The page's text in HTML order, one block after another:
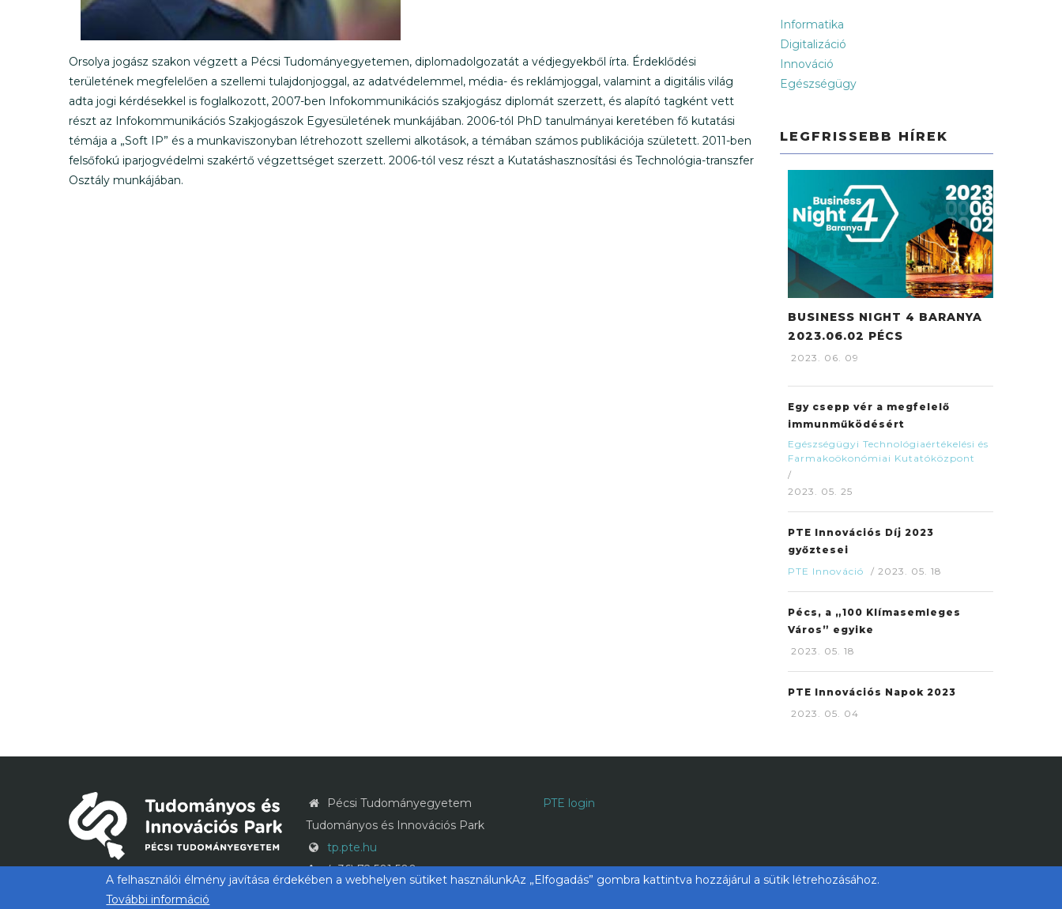
Orsolya jogász szakon végzett a Pécsi Tudományegyetemen, diplomadolgozatát a védjegyekből írta. Érdeklődési
területének megfelelően a szellemi tulajdonjoggal, az adatvédelemmel, média- és reklámjoggal, valamint a digitális világ
adta jogi kérdésekkel is foglalkozott, 2007-ben Infokommunikációs szakjogász diplomát szerzett, és alapító tagként vett
részt az Infokommunikációs Szakjogászok Egyesületének munkájában. 2006-tól PhD tanulmányai keretében fő kutatási
témája a „Soft IP” és a munkaviszonyban létrehozott szellemi alkotások, a témában számos publikációja született. 2011-ben
felsőfokú iparjogvédelmi szakértő végzettséget szerzett. 2006-tól vesz részt a Kutatáshasznosítási és Technológia-transzfer
Osztály munkájában.
Informatika
Digitalizáció
Innováció
Egészségügy
LEGFRISSEBB HÍREK
BUSINESS NIGHT 4 BARANYA
2023.06.02 PÉCS
2023. 06. 09
Egy csepp vér a megfelelő
immunműködésért
Egészségügyi Technológiaértékelési és
Farmakoökonómiai Kutatóközpont
/
2023. 05. 25
PTE Innovációs Díj 2023
győztesei
PTE Innováció
/ 2023. 05. 18
Pécs, a „100 Klímasemleges
Város” egyike
2023. 05. 18
PTE Innovációs Napok 2023
2023. 05. 04
Pécsi Tudományegyetem
Tudományos és Innovációs Park
tp.pte.hu
(+36) 72 501 500
PTE login
A felhasználói élmény javítása érdekében a webhelyen sütiket használunkAz „Elfogadás” gombra kattintva hozzájárul a sütik létrehozásához.
További információ